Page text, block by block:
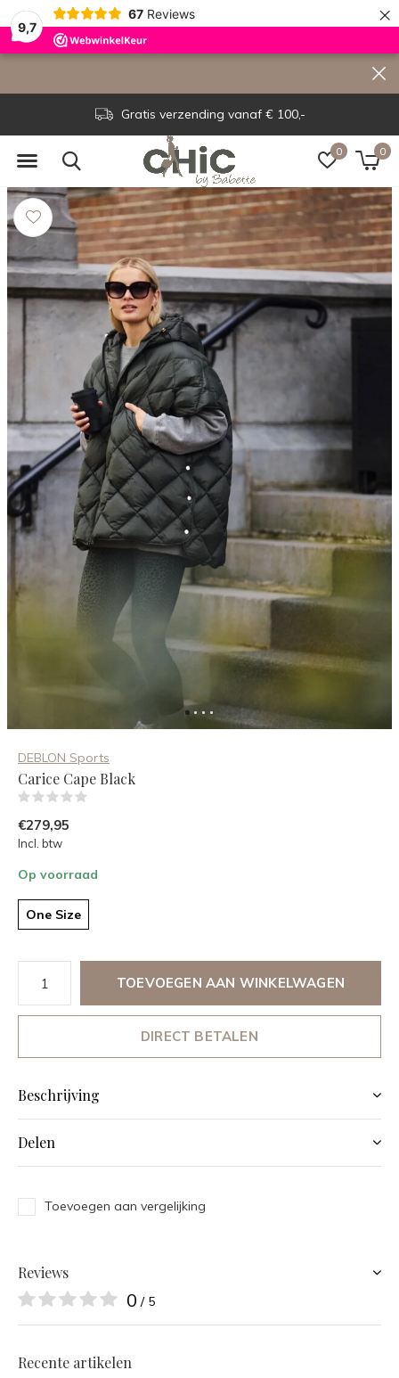
9,7
67 Reviews ×
0 0
Gratis verzending vanaf € 100,-
DEBLON Sports
Carice Cape Black
€279,95
Incl. btw
Op voorraad
One Size
TOEVOEGEN AAN WINKELWAGEN
DIRECT BETALEN
Beschrijving
Delen
Toevoegen aan vergelijking
Reviews
0 / 5
Recente artikelen